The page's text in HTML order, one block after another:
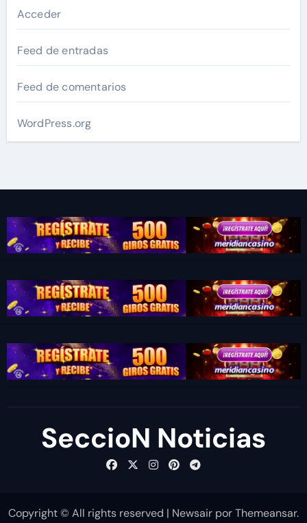
Acceder
Feed de entradas
Feed de comentarios
WordPress.org
SeccioN Noticias
Copyright © All rights reserved | Newsair porThemeansar.